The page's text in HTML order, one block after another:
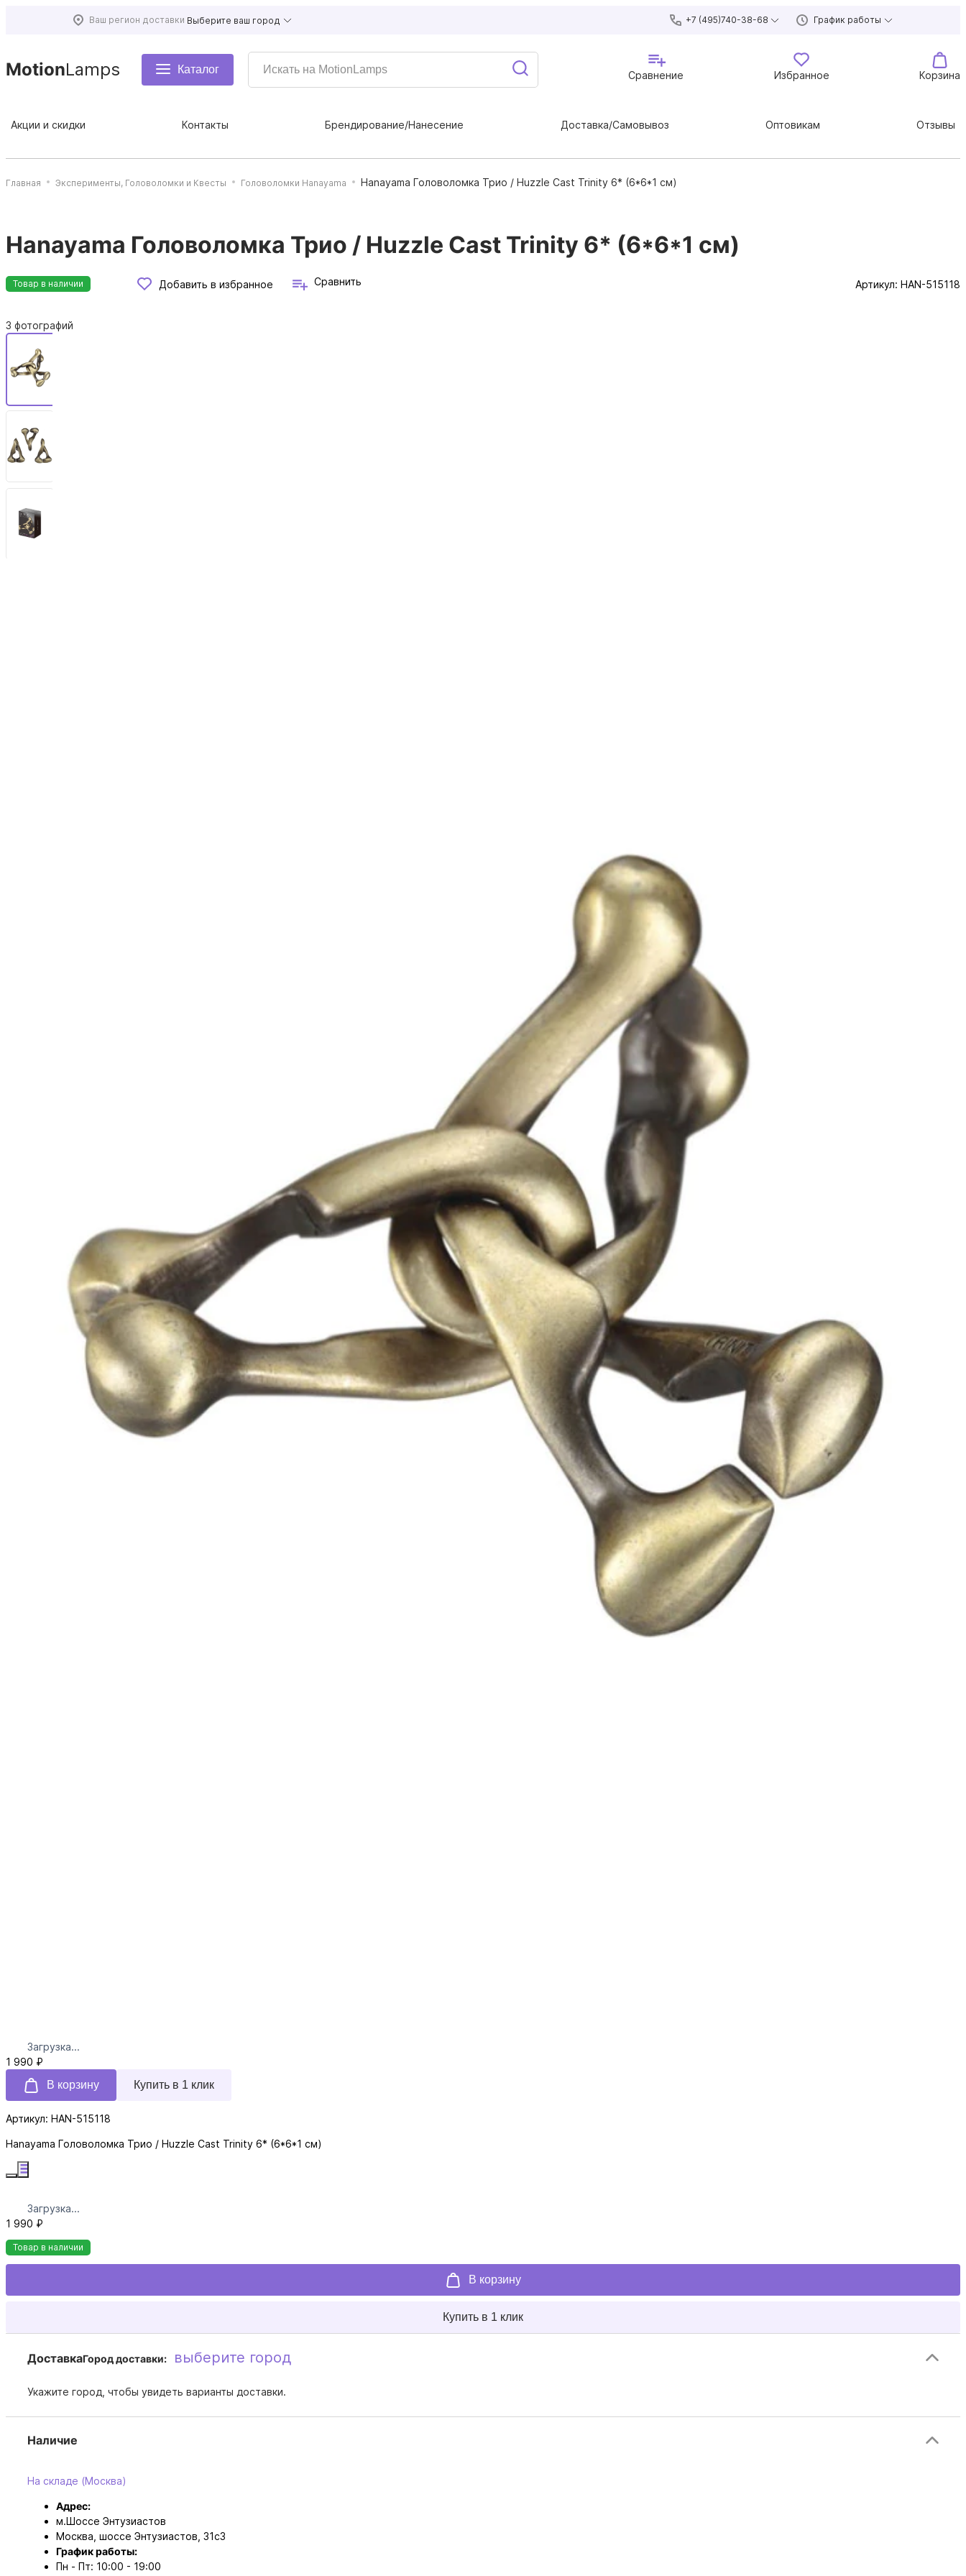
Ваш регион доставки Выберите ваш город +7 (495)740-38-68 График работы
MotionLamps Каталог Сравнение Избранное Корзина
Акции и скидки Контакты Брендирование/Нанесение Доставка/Самовывоз Оптовикам Отзывы
Главная Эксперименты, Головоломки и Квесты Головоломки Hanayama Hanayama Головоломка Трио / Huzzle Cast Trinity 6* (6*6*1 см)
Hanayama Головоломка Трио / Huzzle Cast Trinity 6* (6*6*1 см)
Товар в наличии Добавить в избранное Сравнить Артикул: HAN-515118
3 фотографий
Загрузка...
1 990 ₽
В корзину
Купить в 1 клик
Артикул: HAN-515118
Hanayama Головоломка Трио / Huzzle Cast Trinity 6* (6*6*1 см)
Загрузка...
1 990 ₽
Товар в наличии
В корзину
Купить в 1 клик
ДоставкаГород доставки: выберите город
Укажите город, чтобы увидеть варианты доставки.
Наличие
На складе (Москва)
Адрес:
м.Шоссе Энтузиастов
Москва, шоссе Энтузиастов, 31с3
График работы:
Пн - Пт: 10:00 - 19:00